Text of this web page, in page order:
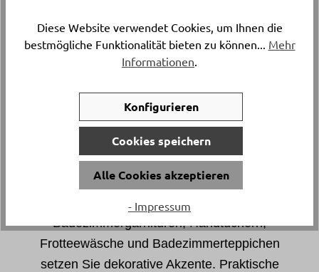
gedeckter Tisch ist der Höhepunkt jeder
Mahlzeit, er macht Kochen, Servieren und
Bad & Wellness – praktisch & stilvoll
Machen Sie Ihr Badezimmer oder Gäste-WC
zur Wohlfühloase, ohne auf Alltagstauglichkeit
zu verzichten: Mit stilvollen Bad-Accessoires,
Badezimmergarnituren, Handtüchern,
Frotteewäsche und Badezimmerteppichen
setzen Sie dekorative Akzente. Praktische
Diese Website verwendet Cookies, um Ihnen die
bestmögliche Funktionalität bieten zu können... Mehr
Informationen
Konfigurieren
Cookies speichern
Alle Cookies akzeptieren
- Impressum